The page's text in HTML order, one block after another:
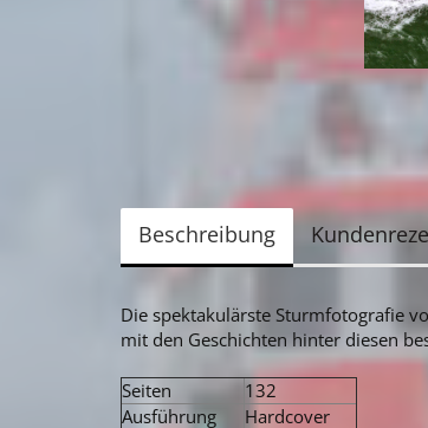
Beschreibung
Die spektakulärste Sturmfotografie
mit den Geschichten hinter diesen
Seiten
132
Ausführung
Hardcover